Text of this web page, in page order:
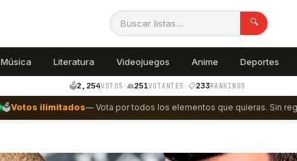
🔍
Música Literatura Videojuegos Anime Deportes
🗳️2,254VOTOS ·👥251VOTANTES ·📋233RANKINGS
🗳️Votos ilimitados— Vota por todos los elementos que quieras. Sin